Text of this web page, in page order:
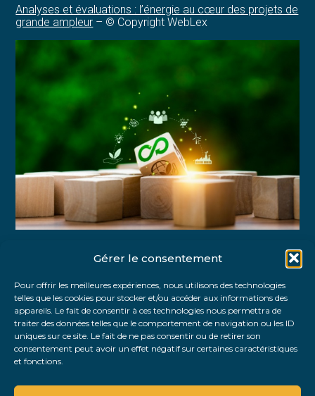
Gérer le consentement
Pour offrir les meilleures expériences, nous utilisons des technologies
telles que les cookies pour stocker et/ou accéder aux informations des
appareils. Le fait de consentir à ces technologies nous permettra de
traiter des données telles que le comportement de navigation ou les ID
uniques sur ce site. Le fait de ne pas consentir ou de retirer son
consentement peut avoir un effet négatif sur certaines caractéristiques
et fonctions.
Analyses et évaluations : l’énergie au cœur des projets de
grande ampleur – © Copyright WebLex
FaceBook
TwitterLinkedIn